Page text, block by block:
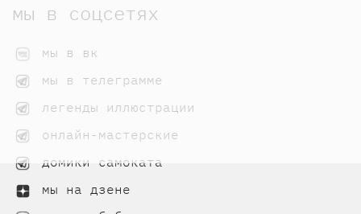
мы в соцсетях
мы в вк
мы в телеграмме
легенды иллюстрации
онлайн-мастерские
домики самоката
мы на дзене